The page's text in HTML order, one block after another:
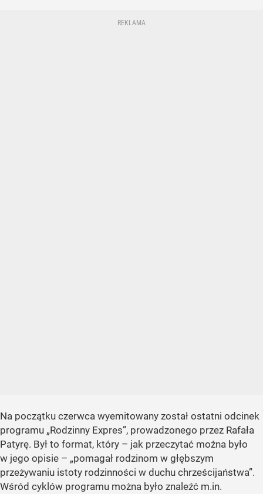
Na początku czerwca wyemitowany został ostatni odcinek
programu „Rodzinny Expres”, prowadzonego przez Rafała
Patyrę. Był to format, który – jak przeczytać można było
w jego opisie – „pomagał rodzinom w głębszym
przeżywaniu istoty rodzinności w duchu chrześcijaństwa”.
Wśród cyklów programu można było znaleźć m.in.